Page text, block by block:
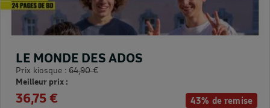
43% de remise
LE MONDE DES ADOS
Prix kiosque : 64,90 €
Meilleur prix :
36,75 €